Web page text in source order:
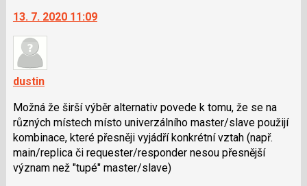
13. 7. 2020 11:09
dustin
Možná že širší výběr alternativ povede k tomu, že se na
různých místech místo univerzálního master/slave použijí
kombinace, které přesněji vyjádří konkrétní vztah (např.
main/replica či requester/responder nesou přesnější
význam než "tupé" master/slave)